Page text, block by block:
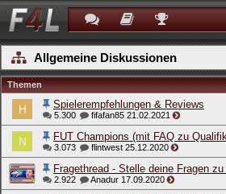
Allgemeine Diskussionen
Themen
Spielerempfehlungen & Reviews
5.300 fifafan85 21.02.2021
FUT Champions (mit FAQ zu
3.073 flintwest 25.12.2020
Fragethread - Stelle deine Fragen
2.922 Anadur 17.09.2020